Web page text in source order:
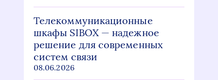
Телекоммуникационные
шкафы SIBOX — надежное
решение для современных
систем связи
08.06.2026